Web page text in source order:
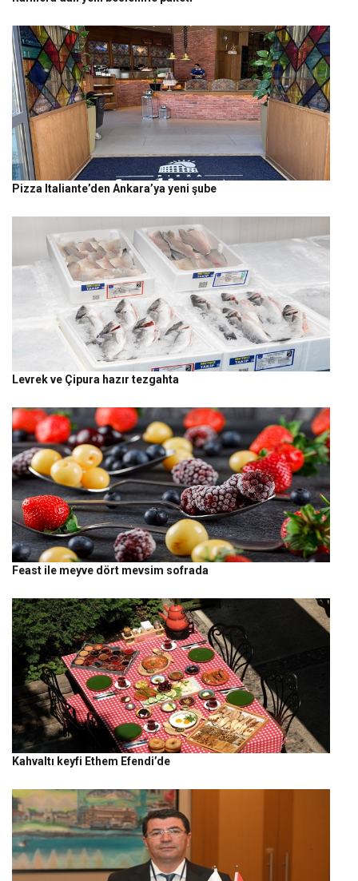
Pizza Italiante’den Ankara’ya yeni şube
Levrek ve Çipura hazır tezgahta
Feast ile meyve dört mevsim sofrada
Kahvaltı keyfi Ethem Efendi’de